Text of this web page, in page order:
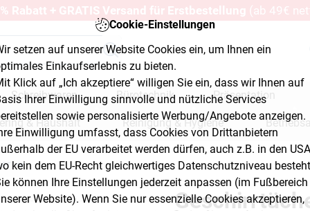
Cookie-Einstellungen
setzen auf unserer Website Cookies ein, um Ihnen ein
Einkaufserlebnis zu bieten.
Klick auf „Ich akzeptiere“ willigen Sie ein, dass wir Ihnen auf
Ihrer Einwilligung sinnvolle und nützliche Services
sowie personalisierte Werbung/Angebote anzeigen.
Einwilligung umfasst, dass Cookies von Drittanbietern
der EU verarbeitet werden dürfen, auch z.B. in den
kein dem EU-Recht gleichwertiges Datenschutzniveau
können Ihre Einstellungen jederzeit anpassen (im Fußbereich
Website). Wenn Sie nur essenzielle Cookies akzeptieren,
Rabatt + GRATIS Versand für Erstbestellung (ab 49€
Schreibwaren Bürotechnik Präsentation
& Haushalt Reinigung & Hygiene
& Baumarkt
Button 2
Breadcrumb Flyout Button 3